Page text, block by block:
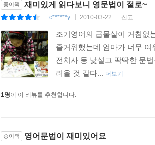
종이책 재미있게 읽다보니 영문법이 절로~
c******y 2010-03-22 신고
조기영어의 급물살이 거침없
즐거워했는데 엄마가 너무
전치사 등 낯설고 딱딱한 문
려울 것 같다... 더보기
1명이 이 리뷰를 추천합니다.
종이책 영어문법이 재미있어요